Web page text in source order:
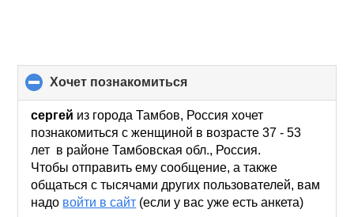
хочет познакомиться
to
collapse
contents
сергей из города Тамбов, Россия хочет
познакомиться с женщиной в возрасте 37 - 53
лет в районе Тамбовская обл., Россия.
Чтобы отправить ему сообщение, а также
общаться с тысячами других пользователей, вам
надо войти в сайт (если у вас уже есть анкета)